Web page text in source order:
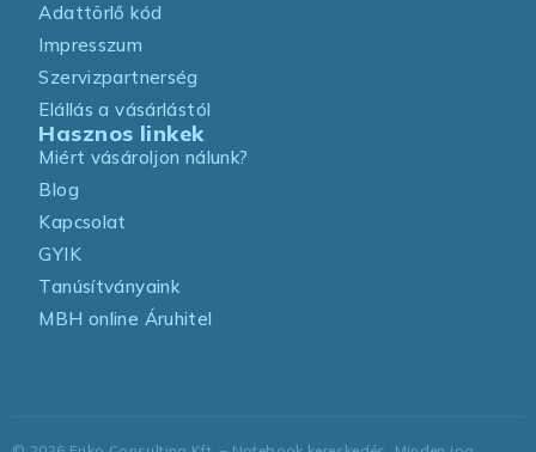
Adattörlő kód
Impresszum
Szervizpartnerség
Elállás a vásárlástól
Hasznos linkek
Miért vásároljon nálunk?
Blog
Kapcsolat
GYIK
Tanúsítványaink
MBH online Áruhitel